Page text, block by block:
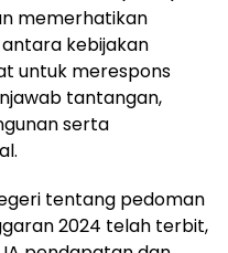
memerhatikan
kebijakan
untuk merespons
tantangan,
serta
tentang pedoman
2024 telah terbit,